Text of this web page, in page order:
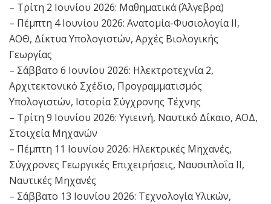
– Τρίτη 2 Ιουνίου 2026: Μαθηματικά (Άλγεβρα)
– Πέμπτη 4 Ιουνίου 2026: Ανατομία-Φυσιολογία II,
ΑΟΘ, Δίκτυα Υπολογιστών, Αρχές Βιολογικής
Γεωργίας
– Σάββατο 6 Ιουνίου 2026: Ηλεκτροτεχνία 2,
Αρχιτεκτονικό Σχέδιο, Προγραμματισμός
Υπολογιστών, Ιστορία Σύγχρονης Τέχνης
– Τρίτη 9 Ιουνίου 2026: Υγιεινή, Ναυτικό Δίκαιο, ΑΟΔ,
Στοιχεία Μηχανών
– Πέμπτη 11 Ιουνίου 2026: Ηλεκτρικές Μηχανές,
Σύγχρονες Γεωργικές Επιχειρήσεις, Ναυσιπλοΐα II,
Ναυτικές Μηχανές
– Σάββατο 13 Ιουνίου 2026: Τεχνολογία Υλικών,